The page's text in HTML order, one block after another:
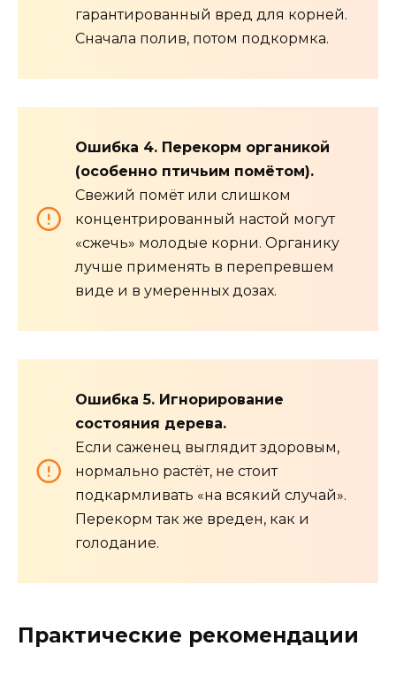
гарантированный вред для корней.
Сначала полив, потом подкормка.
Ошибка 4. Перекорм органикой
(особенно птичьим помётом).
Свежий помёт или слишком
концентрированный настой могут
«сжечь» молодые корни. Органику
лучше применять в перепревшем
виде и в умеренных дозах.
Ошибка 5. Игнорирование
состояния дерева.
Если саженец выглядит здоровым,
нормально растёт, не стоит
подкармливать «на всякий случай».
Перекорм так же вреден, как и
голодание.
Практические рекомендации